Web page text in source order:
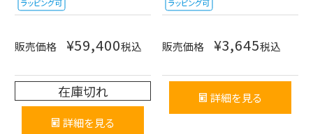
販売価格 ¥59,400税込
在庫切れ
詳細を見る
販売価格 ¥3,645税込
詳細を見る